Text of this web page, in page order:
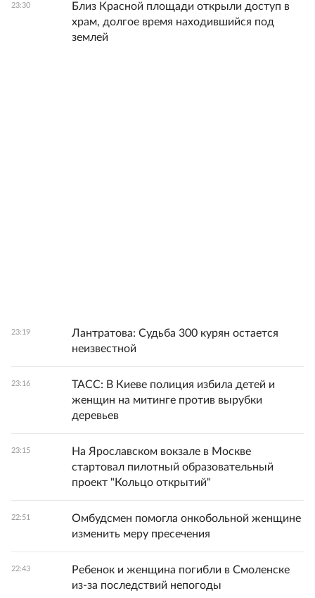
23:30
Близ Красной площади открыли доступ в
храм, долгое время находившийся под
землей
23:19
Лантратова: Судьба 300 курян остается
неизвестной
23:16
ТАСС: В Киеве полиция избила детей и
женщин на митинге против вырубки
деревьев
23:15
На Ярославском вокзале в Москве
стартовал пилотный образовательный
проект "Кольцо открытий"
22:51
Омбудсмен помогла онкобольной женщине
изменить меру пресечения
22:43
Ребенок и женщина погибли в Смоленске
из-за последствий непогоды